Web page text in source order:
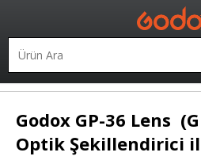
Godox GP-36 Lens
Optik Şekillendirici